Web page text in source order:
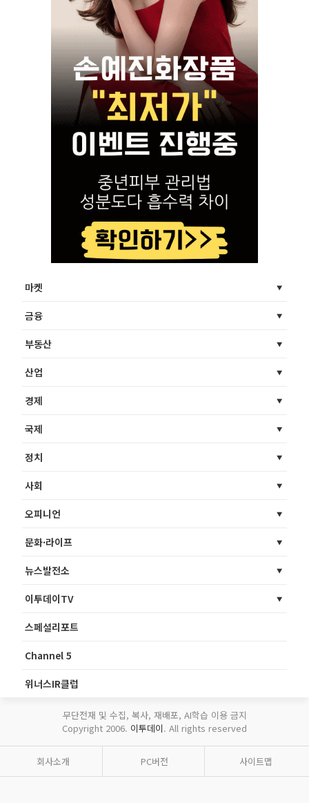
마켓
금융
부동산
산업
경제
국제
정치
사회
오피니언
문화·라이프
뉴스발전소
이투데이TV
스페셜리포트
Channel 5
위너스IR클럽
무단전재 및 수집, 복사, 재배포, AI학습 이용 금지
Copyright 2006. 이투데이. All rights reserved
회사소개 PC버전 사이트맵